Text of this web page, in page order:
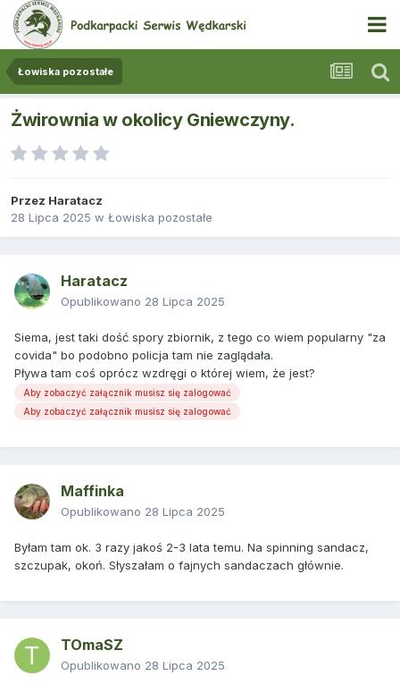
Łowiska pozostałe
Żwirownia w okolicy Gniewczyny.
Przez Haratacz
28 Lipca 2025 w Łowiska pozostałe
Haratacz
Opublikowano 28 Lipca 2025
Siema, jest taki dość spory zbiornik, z tego co wiem popularny "za
covida" bo podobno policja tam nie zaglądała.
Pływa tam coś oprócz wzdręgi o której wiem, że jest?
Aby zobaczyć załącznik musisz się zalogować
Aby zobaczyć załącznik musisz się zalogować
Maffinka
Opublikowano 28 Lipca 2025
Byłam tam ok. 3 razy jakoś 2-3 lata temu. Na spinning sandacz,
szczupak, okoń. Słyszałam o fajnych sandaczach głównie.
TOmaSZ
Opublikowano 28 Lipca 2025